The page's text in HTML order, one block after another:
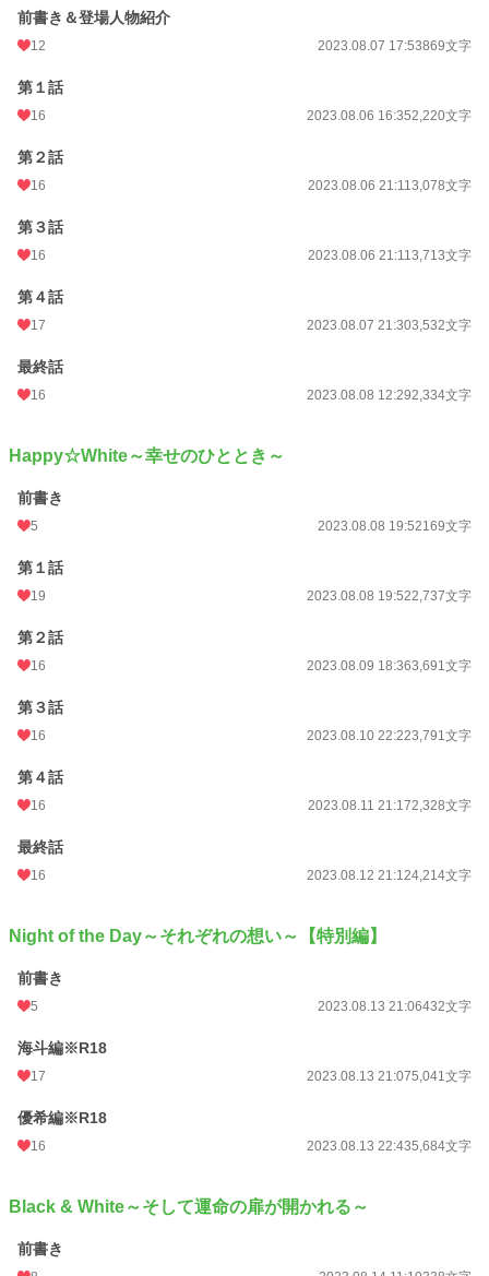
前書き＆登場人物紹介
12 2023.08.07 17:53869文字
第１話
16 2023.08.06 16:352,220文字
第２話
16 2023.08.06 21:113,078文字
第３話
16 2023.08.06 21:113,713文字
第４話
17 2023.08.07 21:303,532文字
最終話
16 2023.08.08 12:292,334文字
Happy☆White～幸せのひととき～
前書き
5 2023.08.08 19:52169文字
第１話
19 2023.08.08 19:522,737文字
第２話
16 2023.08.09 18:363,691文字
第３話
16 2023.08.10 22:223,791文字
第４話
16 2023.08.11 21:172,328文字
最終話
16 2023.08.12 21:124,214文字
Night of the Day～それぞれの想い～【特別編】
前書き
5 2023.08.13 21:06432文字
海斗編※R18
17 2023.08.13 21:075,041文字
優希編※R18
16 2023.08.13 22:435,684文字
Black & White～そして運命の扉が開かれる～
前書き